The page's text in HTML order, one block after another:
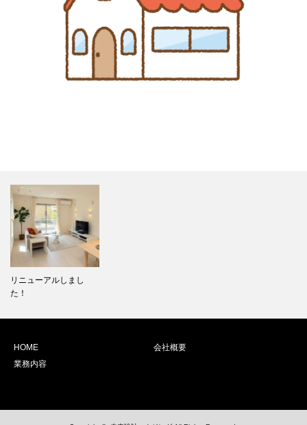
リニューアルしまし
た！
HOME
会社概要
業務内容